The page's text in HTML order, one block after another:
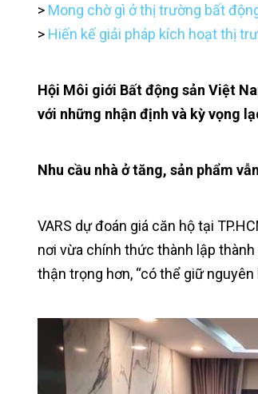
> Mong chờ gì ở thị trường bất
> Hiến kế giải pháp kích hoạt thị
Hội Môi giới Bất động sản Việt
với những nhận định và kỳ vọng
Nhu cầu nhà ở tăng, sản phẩm
VARS dự đoán giá căn hộ tại
nơi vừa chính thức thành lập thành
thận trọng hơn, “có thể giữ